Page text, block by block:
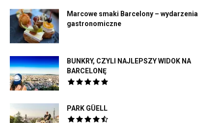
Marcowe smaki Barcelony – wydarzenia
gastronomiczne
BUNKRY, CZYLI NAJLEPSZY WIDOK NA
BARCELONĘ
PARK GÜELL